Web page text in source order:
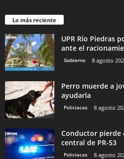
Lo más reciente
UPR Río Piedras
ante el
Gobierno 8 agosto
Perro muerde a
ayudarla
Policiacas 8 agosto
Conductor pierde
central de PR-53
Policiacas 8 agosto